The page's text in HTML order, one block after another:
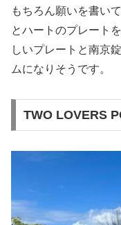
もちろん願いを書い
とハートのプレート
しいプレートと南京
ムになりそうです。
TWO LOVERS